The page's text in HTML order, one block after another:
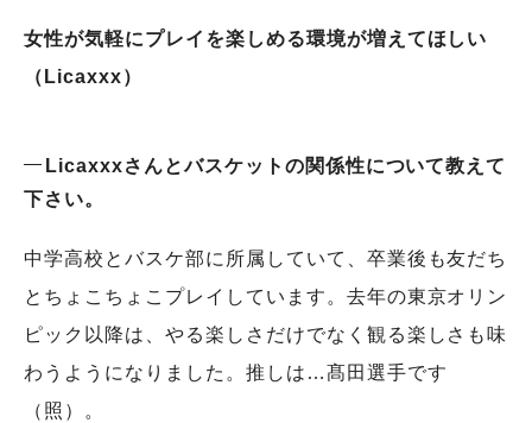
女性が気軽にプレイを楽しめる環境が増えてほしい
（Licaxxx）
Licaxxxさんとバスケットの関係性について教えて
下さい。
中学高校とバスケ部に所属していて、卒業後も友だち
とちょこちょこプレイしています。去年の東京オリン
ピック以降は、やる楽しさだけでなく観る楽しさも味
わうようになりました。推しは…髙田選手です
（照）。